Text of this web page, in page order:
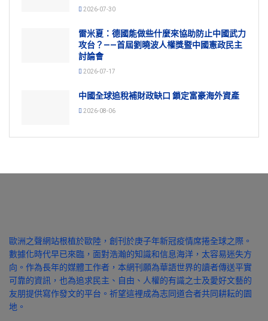
2026-07-30
雷米夏：德國能做些什麼來協助防止中國武力
攻台？——首屆劉曉波人權獎暨中國憲政民主
討論會
2026-07-17
中國全球追稅補財政缺口 鎖定富豪海外資產
2026-08-06
歐洲之聲網站根植於歐陸，創刊於庚子年新冠疫情席捲全球之際。
數據化時代早已來臨，面對浩瀚的知識和信息海洋，太容易迷失方
向。作為長年的媒體工作者，本網刊願為華語世界的讀者傳送平實
可靠的資訊，也為追求民主、自由、人權的有識之士及愛好文藝的
友朋提供寫作發文的平台。祈望這裡成為志同道合者共同耕耘的園
地。